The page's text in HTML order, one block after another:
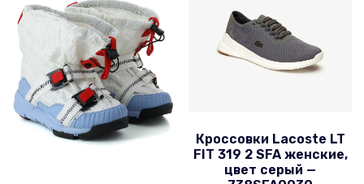
Кроссовки Lacoste LT
FIT 319 2 SFA женские,
цвет серый —